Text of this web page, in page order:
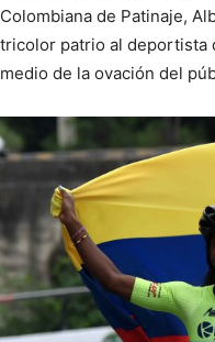
Colombiana de Patinaje,
tricolor patrio al deportista
medio de la ovación del